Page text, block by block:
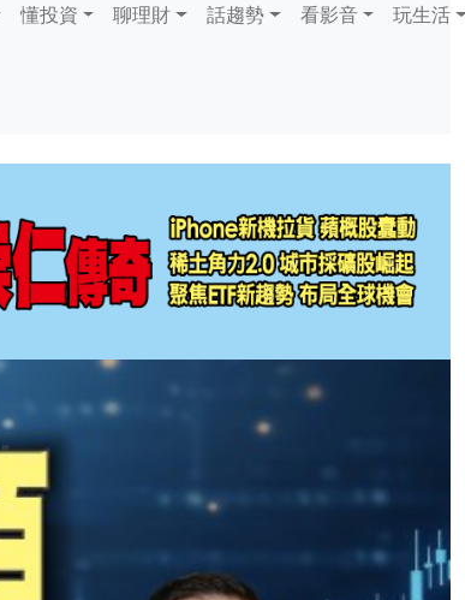
懂投資 聊理財 話趨勢 看影音 玩生活